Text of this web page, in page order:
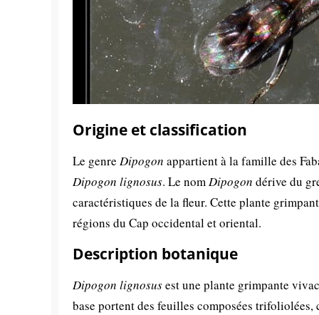
Origine et classification
Le genre Dipogon appartient à la famille des
Dipogon lignosus. Le nomDipogon dérive du
caractéristiques de la fleur. Cette plante
régions du Cap occidental et oriental.
Description botanique
Dipogon lignosusest une plante grimpante
base portent des feuilles composées